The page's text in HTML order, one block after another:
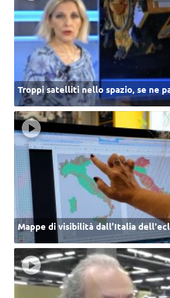
Troppi satelliti nello spazio, se ne
Mappe di visibilità dall’Italia